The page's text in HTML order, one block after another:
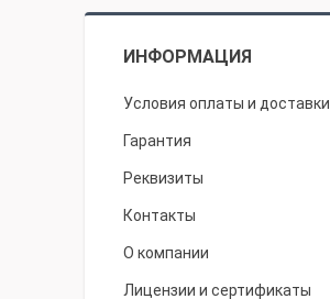
ИНФОРМАЦИЯ
Условия оплаты и доставки
Гарантия
Реквизиты
Контакты
О компании
Лицензии и сертификаты